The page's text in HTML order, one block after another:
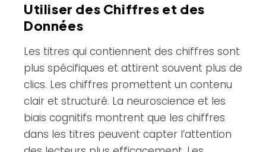
Utiliser des Chiffres et des
Données
Les titres qui contiennent des chiffres sont
plus spécifiques et attirent souvent plus de
clics. Les chiffres promettent un contenu
clair et structuré. La neuroscience et les
biais cognitifs montrent que les chiffres
dans les titres peuvent capter l’attention